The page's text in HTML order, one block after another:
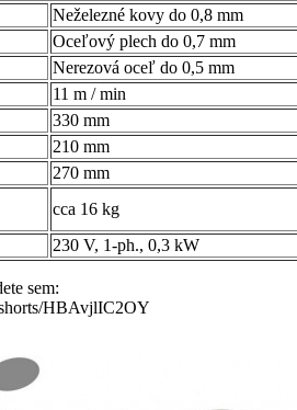
Neželezné kovy do 0,8 mm
Oceľový plech do 0,7 mm
Nerezová oceľ do 0,5 mm
11 m / min
330 mm
210 mm
270 mm
cca 16 kg
230 V, 1-ph., 0,3 kW
sem:
HBAvjlIC2OY